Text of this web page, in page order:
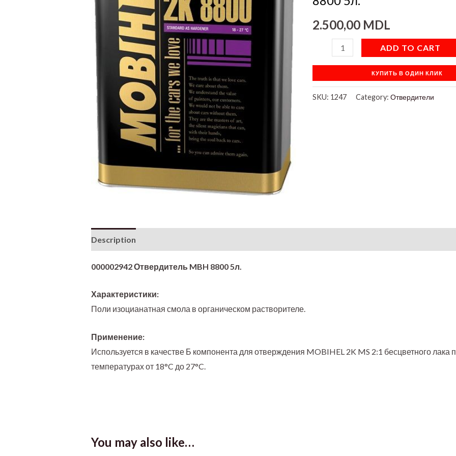
2.500,00 MDL
ADD TO CART
КУПИТЬ В ОДИН КЛИК
SKU: 1247 Category:Отвердители
Description
000002942 Отвердитель MBH 8800 5л.
Характеристики:
Поли изоцианатная смола в органическом растворителе.
Применение:
Используется в качестве Б компонента для отверждения MOBIHEL 2K MS 2:1 бесцветного лака
температурах от 18°C до 27°C.
You may also like…